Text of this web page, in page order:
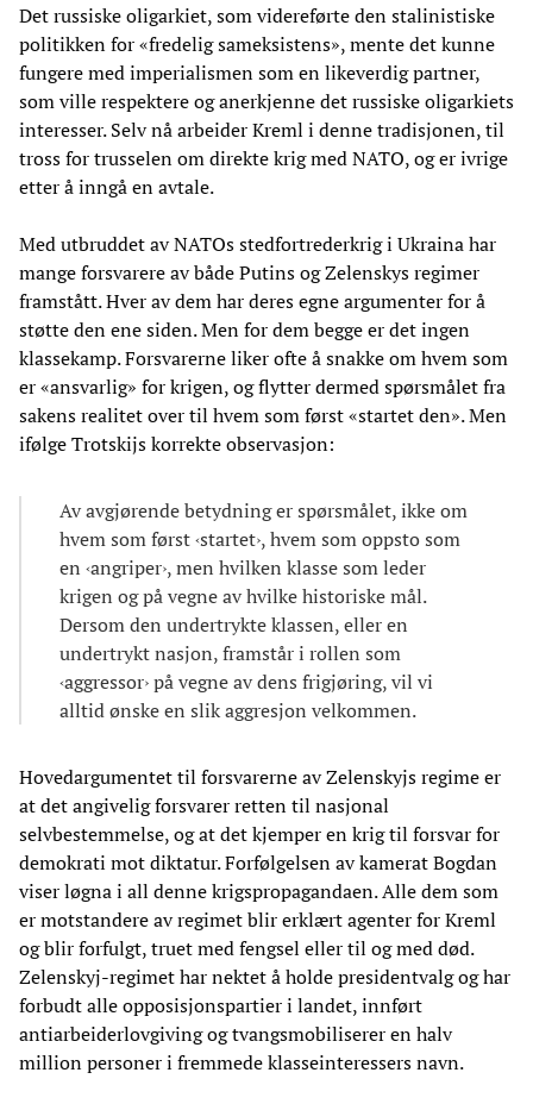
Det russiske oligarkiet, som videreførte den stalinistiske
politikken for «fredelig sameksistens», mente det kunne
fungere med imperialismen som en likeverdig partner,
som ville respektere og anerkjenne det russiske oligarkiets
interesser. Selv nå arbeider Kreml i denne tradisjonen, til
tross for trusselen om direkte krig med NATO, og er ivrige
etter å inngå en avtale.
Med utbruddet av NATOs stedfortrederkrig i Ukraina har
mange forsvarere av både Putins og Zelenskys regimer
framstått. Hver av dem har deres egne argumenter for å
støtte den ene siden. Men for dem begge er det ingen
klassekamp. Forsvarerne liker ofte å snakke om hvem som
er «ansvarlig» for krigen, og flytter dermed spørsmålet fra
sakens realitet over til hvem som først «startet den». Men
ifølge Trotskijs korrekte observasjon:
Av avgjørende betydning er spørsmålet, ikke om
hvem som først ‹startet›, hvem som oppsto som
en ‹angriper›, men hvilken klasse som leder
krigen og på vegne av hvilke historiske mål.
Dersom den undertrykte klassen, eller en
undertrykt nasjon, framstår i rollen som
‹aggressor› på vegne av dens frigjøring, vil vi
alltid ønske en slik aggresjon velkommen.
Hovedargumentet til forsvarerne av Zelenskyjs regime er
at det angivelig forsvarer retten til nasjonal
selvbestemmelse, og at det kjemper en krig til forsvar for
demokrati mot diktatur. Forfølgelsen av kamerat Bogdan
viser løgna i all denne krigspropagandaen. Alle dem som
er motstandere av regimet blir erklært agenter for Kreml
og blir forfulgt, truet med fengsel eller til og med død.
Zelenskyj-regimet har nektet å holde presidentvalg og har
forbudt alle opposisjonspartier i landet, innført
antiarbeiderlovgiving og tvangsmobiliserer en halv
million personer i fremmede klasseinteressers navn.